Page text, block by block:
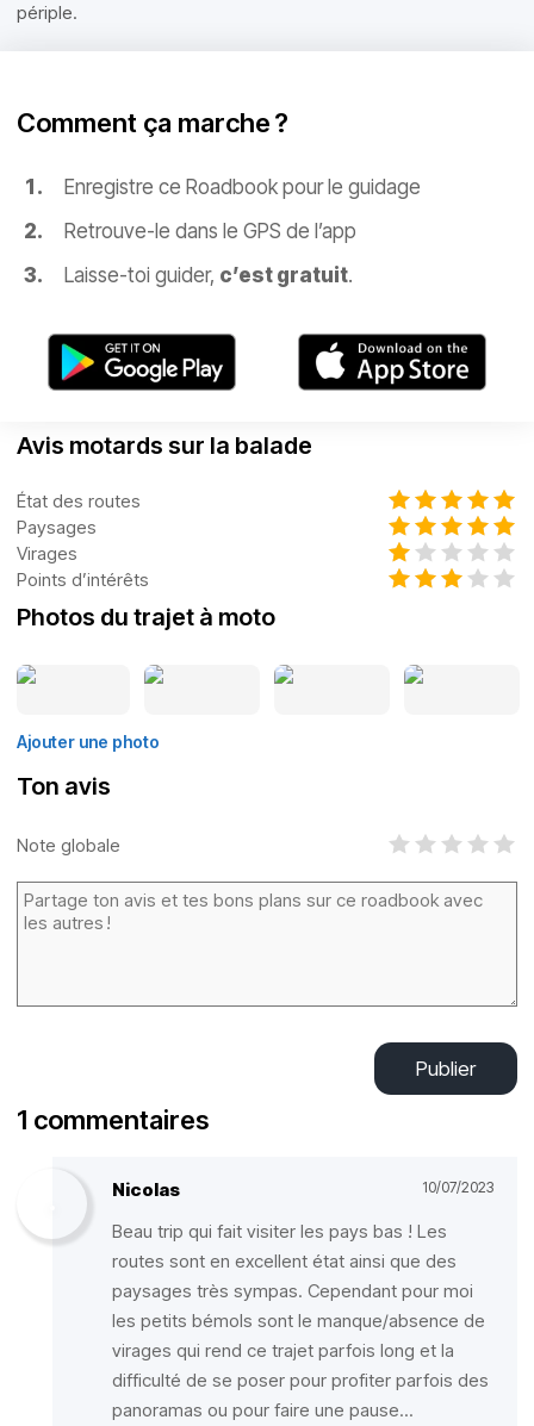
périple.
Comment ça marche ?
Enregistre ce Roadbook pour le guidage
Retrouve-le dans le GPS de l’app
Laisse-toi guider, c’est gratuit.
Avis motards sur la balade
État des routes
Paysages
Virages
Points d’intérêts
Photos du trajet à moto
Ajouter une photo
Ton avis
Note globale
Publier
1 commentaires
Nicolas 10/07/2023
Beau trip qui fait visiter les pays bas ! Les
routes sont en excellent état ainsi que des
paysages très sympas. Cependant pour moi
les petits bémols sont le manque/absence de
virages qui rend ce trajet parfois long et la
difficulté de se poser pour profiter parfois des
panoramas ou pour faire une pause...